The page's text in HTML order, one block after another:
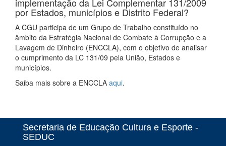
implementação da Lei Complementar 131/2009
por Estados, municípios e Distrito Federal?
A CGU participa de um Grupo de Trabalho constituído no
âmbito da Estratégia Nacional de Combate à Corrupção e a
Lavagem de Dinheiro (ENCCLA), com o objetivo de analisar
o cumprimento da LC 131/09 pela União, Estados e
municípios.
Saiba mais sobre a ENCCLA aqui.
Secretaria de Educação Cultura e Esporte -
SEDUC